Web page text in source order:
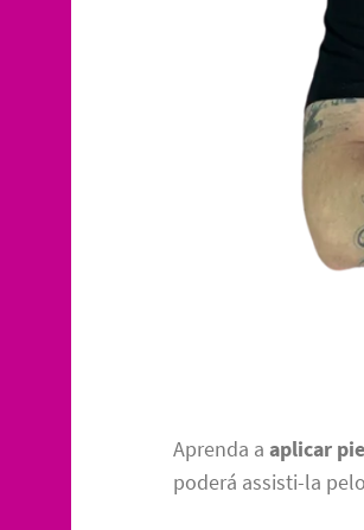
Aprenda aaplicar
poderá assisti-la